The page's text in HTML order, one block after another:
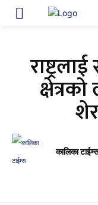
कालिका टाईम्स